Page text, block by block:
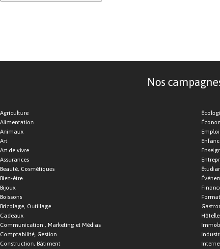
Nos
Agriculture
Alimentation
Animaux
Art
Art de vivre
Assurances
Beauté, Cosmétiques
Bien-être
Bijoux
Boissons
Bricolage, Outillage
Cadeaux
Communication , Marketing et Médias
Comptabilité, Gestion
Construction, Bâtiment
Emploi